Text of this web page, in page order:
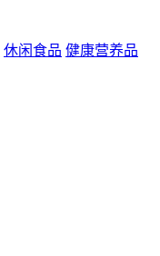
休闲食品 健康营养品